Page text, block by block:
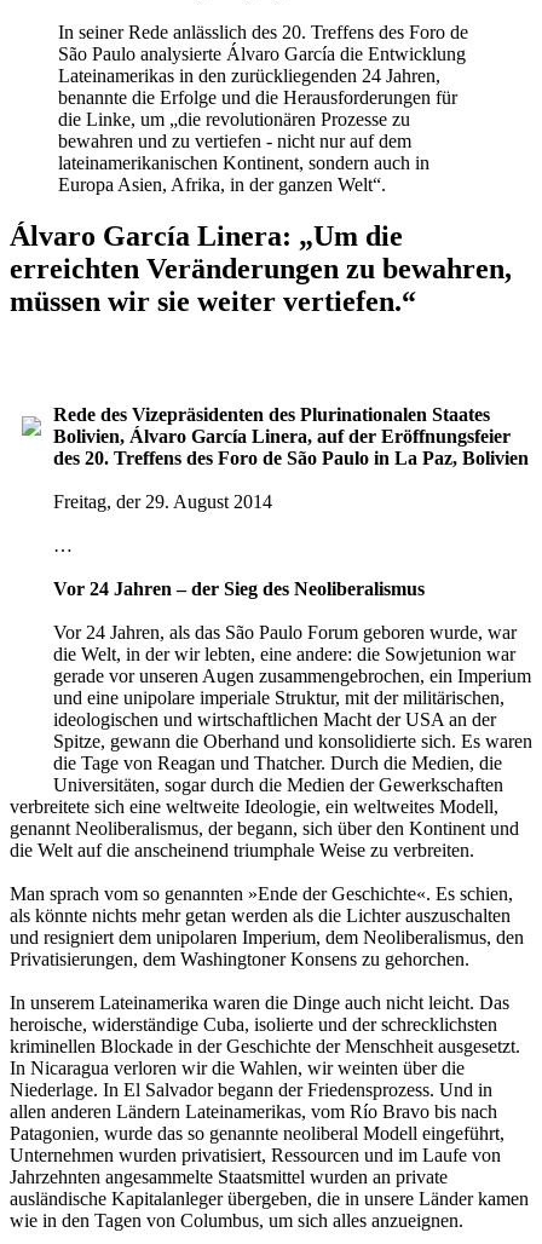
In seiner Rede anlässlich des 20. Treffens des Foro de
São Paulo analysierte Álvaro García die Entwicklung
Lateinamerikas in den zurückliegenden 24 Jahren,
benannte die Erfolge und die Herausforderungen für
die Linke, um „die revolutionären Prozesse zu
bewahren und zu vertiefen - nicht nur auf dem
lateinamerikanischen Kontinent, sondern auch in
Europa Asien, Afrika, in der ganzen Welt“.
Álvaro García Linera: „Um die
erreichten Veränderungen zu bewahren,
müssen wir sie weiter vertiefen.“
Rede des Vizepräsidenten des Plurinationalen Staates
Bolivien, Álvaro García Linera, auf der Eröffnungsfeier
des 20. Treffens des Foro de São Paulo in La Paz, Bolivien
Freitag, der 29. August 2014
…
Vor 24 Jahren – der Sieg des Neoliberalismus
Vor 24 Jahren, als das São Paulo Forum geboren wurde, war
die Welt, in der wir lebten, eine andere: die Sowjetunion war
gerade vor unseren Augen zusammengebrochen, ein Imperium
und eine unipolare imperiale Struktur, mit der militärischen,
ideologischen und wirtschaftlichen Macht der USA an der
Spitze, gewann die Oberhand und konsolidierte sich. Es waren
die Tage von Reagan und Thatcher. Durch die Medien, die
Universitäten, sogar durch die Medien der Gewerkschaften
verbreitete sich eine weltweite Ideologie, ein weltweites Modell,
genannt Neoliberalismus, der begann, sich über den Kontinent und
die Welt auf die anscheinend triumphale Weise zu verbreiten.
Man sprach vom so genannten »Ende der Geschichte«. Es schien,
als könnte nichts mehr getan werden als die Lichter auszuschalten
und resigniert dem unipolaren Imperium, dem Neoliberalismus, den
Privatisierungen, dem Washingtoner Konsens zu gehorchen.
In unserem Lateinamerika waren die Dinge auch nicht leicht. Das
heroische, widerständige Cuba, isolierte und der schrecklichsten
kriminellen Blockade in der Geschichte der Menschheit ausgesetzt.
In Nicaragua verloren wir die Wahlen, wir weinten über die
Niederlage. In El Salvador begann der Friedensprozess. Und in
allen anderen Ländern Lateinamerikas, vom Río Bravo bis nach
Patagonien, wurde das so genannte neoliberal Modell eingeführt,
Unternehmen wurden privatisiert, Ressourcen und im Laufe von
Jahrzehnten angesammelte Staatsmittel wurden an private
ausländische Kapitalanleger übergeben, die in unsere Länder kamen
wie in den Tagen von Columbus, um sich alles anzueignen.